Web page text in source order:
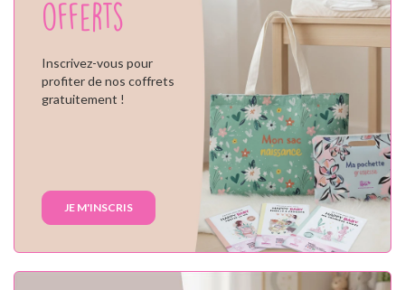
offerts
Inscrivez-vous pour
profiter de nos coffrets
gratuitement !
JE M'INSCRIS